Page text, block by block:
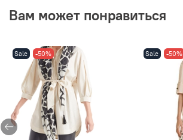
Вам может понравиться
Sale -50% Sale -50%